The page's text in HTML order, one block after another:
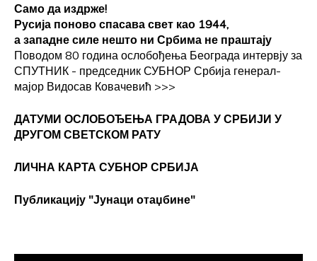
Само да издрже!
Русија поново спасава свет као 1944,
а западне силе нешто ни Србима не праштају
Поводом 80 година ослобођења Београда интервју за
СПУТНИК - председник СУБНОР Србија генерал-
мајор Видосав Ковачевић >>>
ДАТУМИ ОСЛОБОЂЕЊА ГРАДОВА У СРБИЈИ У
ДРУГОМ СВЕТСКОМ РАТУ
ЛИЧНА КАРТА СУБНОР СРБИЈА
Публикацију "Јунаци отаџбине"